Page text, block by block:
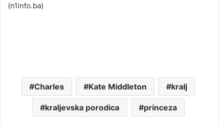
(n1info.ba)
Charles Kate Middleton kralj
kraljevska porodica princeza